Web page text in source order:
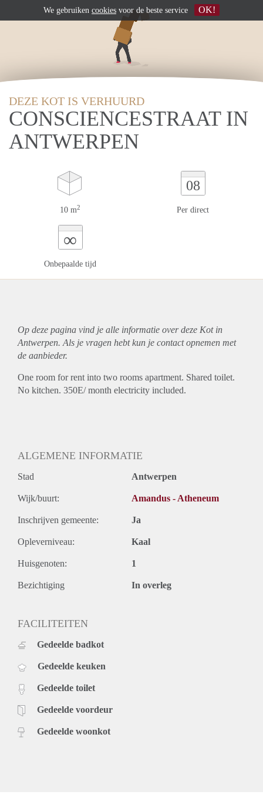
DEZE KOT IS VERHUURD
CONSCIENCESTRAAT IN
ANTWERPEN
10 m2
08
Per direct
∞
Onbepaalde tijd
Op deze pagina vind je alle informatie over deze Kot in
Antwerpen. Als je vragen hebt kun je contact opnemen met
de aanbieder.
One room for rent into two rooms apartment. Shared toilet.
No kitchen. 350E/ month electricity included.
ALGEMENE INFORMATIE
Stad Antwerpen
Wijk/buurt: Amandus - Atheneum
Inschrijven gemeente: Ja
Opleverniveau: Kaal
Huisgenoten: 1
Bezichtiging In overleg
FACILITEITEN
Gedeelde badkot
Gedeelde keuken
Gedeelde toilet
Gedeelde voordeur
Gedeelde woonkot
We gebruiken cookies voor de beste service OK!